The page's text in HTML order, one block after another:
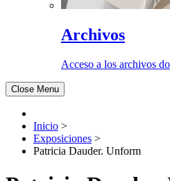
Archivos
Acceso a los archivos
Close Menu
Inicio >
Exposiciones >
Patricia Dauder. Unform